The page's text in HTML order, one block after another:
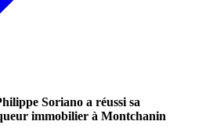
Soriano a réussi sa
immobilier à Montchanin